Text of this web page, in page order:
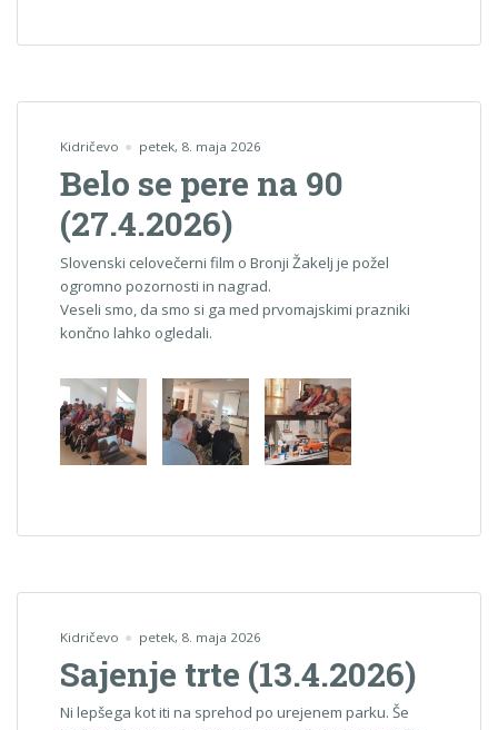
Kidričevo petek, 8. maja 2026
Belo se pere na 90
(27.4.2026)
Slovenski celovečerni film o Bronji Žakelj je požel
ogromno pozornosti in nagrad.
Veseli smo, da smo si ga med prvomajskimi prazniki
končno lahko ogledali.
Kidričevo petek, 8. maja 2026
Sajenje trte (13.4.2026)
Ni lepšega kot iti na sprehod po urejenem parku. Še